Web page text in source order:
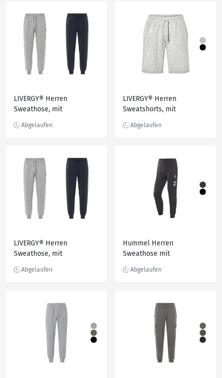
LIVERGY® Herren
Sweathose, mit
LIVERGY® Herren
Sweatshorts, mit
Gesäßtasche
LIVERGY® Herren
Sweathose, mit
Hummel Herren
Sweathose mit